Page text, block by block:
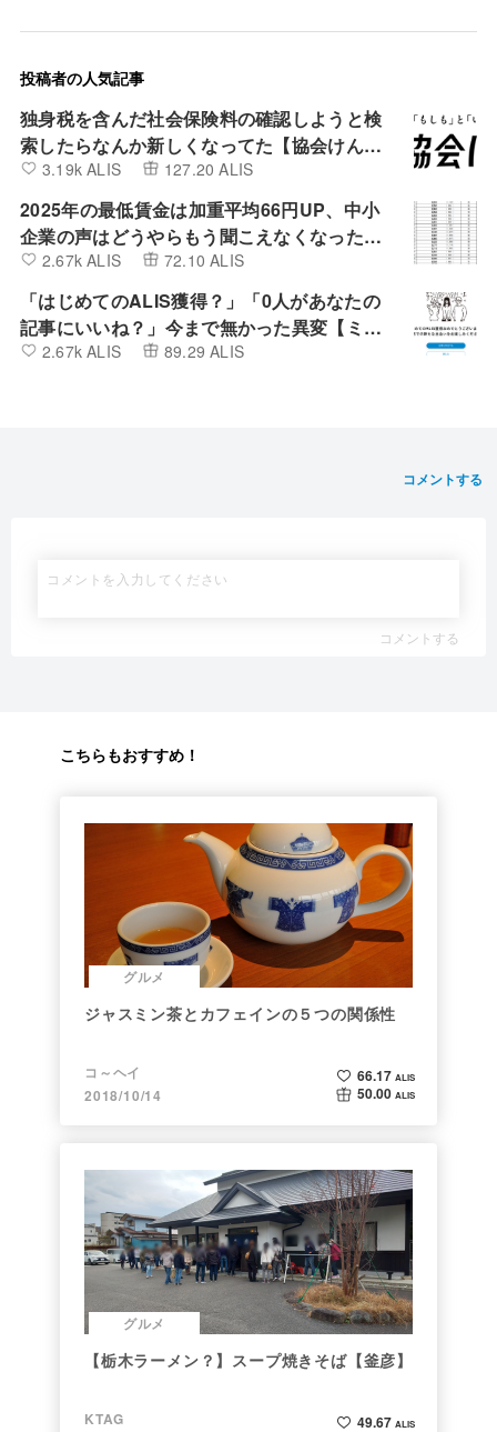
投稿者の人気記事
独身税を含んだ社会保険料の確認しようと検
索したらなんか新しくなってた【協会けん
ぽ】3.19k ALIS 127.20 ALIS
2025年の最低賃金は加重平均66円UP、中小
企業の声はどうやらもう聞こえなくなったよ
うです。
2.67k ALIS 72.10 ALIS
「はじめてのALIS獲得？」「0人があなたの
記事にいいね？」今まで無かった異変【ミン
カブIR】
2.67k ALIS 89.29 ALIS
コメントする
コメントする
こちらもおすすめ！
グルメ
ジャスミン茶とカフェインの５つの関係性
コ～ヘイ
2018/10/14
66.17 ALIS
50.00 ALIS
グルメ
【栃木ラーメン？】スープ焼きそば【釜彦】
KTAG
49.67 ALIS